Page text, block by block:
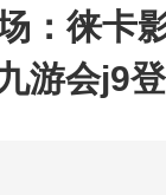
：徕卡
游会j9